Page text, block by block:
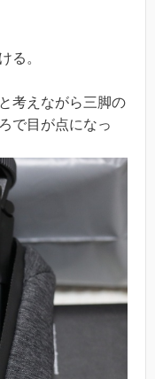
る。
考えながら三脚の
で目が点になっ